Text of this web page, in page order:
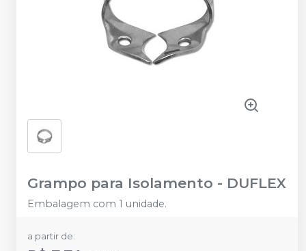
Grampo para Isolamento - DUFLEX
Embalagem com 1 unidade.
a partir de: